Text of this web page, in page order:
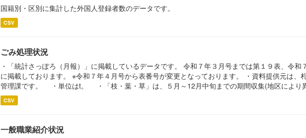
国籍別・区別に集計した外国人登録者数のデータです。
CSV
ごみ処理状況
・「統計さっぽろ（月報）」に掲載しているデータです。 令和７年３月号までは第１９表、令和
に掲載しております。 ※令和７年４月号から表番号が変更となっております。 ・資料提供元は、
管理課です。 ・単位はt。 ・「枝・葉・草」は、５月～12月中旬までの期間収集(地区により
CSV
一般職業紹介状況